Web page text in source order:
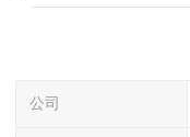
公司